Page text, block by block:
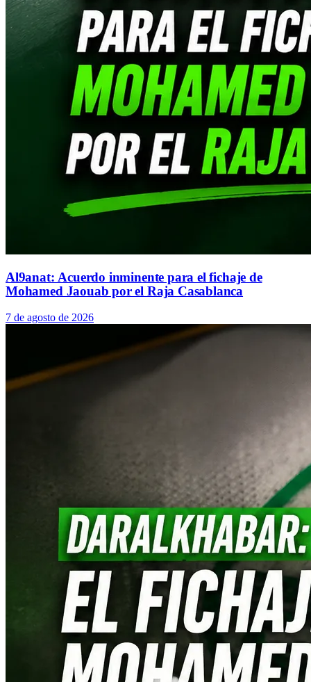
Al9anat: Acuerdo inminente para el fichaje de
Mohamed Jaouab por el Raja Casablanca
7 de agosto de 2026